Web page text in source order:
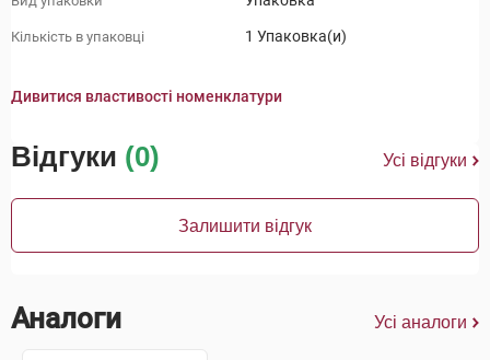
Кількість в упаковці 1 Упаковка(и)
Дивитися властивості номенклатури
Відгуки (0) Усі відгуки
Залишити відгук
Аналоги Усі аналоги